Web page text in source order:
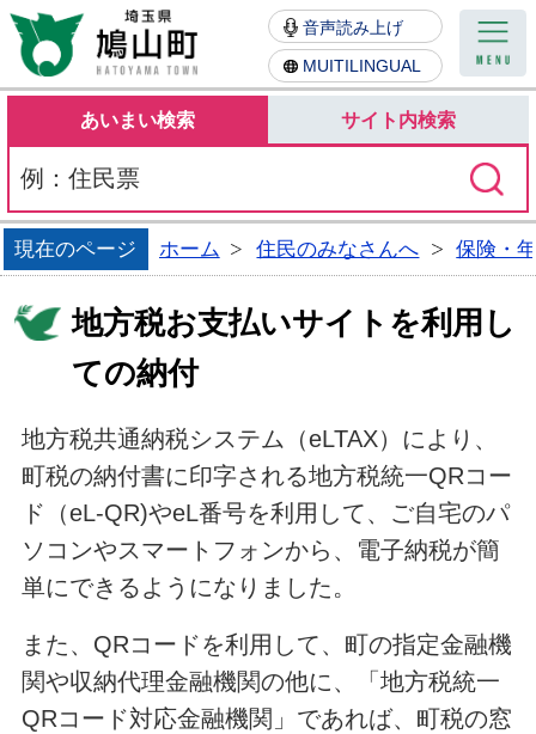
鳩山町
音声読み上げ
MUITILINGUAL
あいまい検索 サイト内検索
現在のページ ホーム 住民のみなさんへ 保険・
地方税お支払いサイトを利用し
ての納付
地方税共通納税システム（eLTAX）により、
町税の納付書に印字される地方税統一QRコー
ド（eL-QR)やeL番号を利用して、ご自宅のパ
ソコンやスマートフォンから、電子納税が簡
単にできるようになりました。
また、QRコードを利用して、町の指定金融機
関や収納代理金融機関の他に、「地方税統一
QRコード対応金融機関」であれば、町税の窓